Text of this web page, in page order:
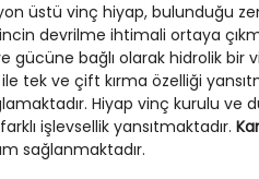
üstü vinç hiyap, bulunduğu
devrilme ihtimali ortaya
gücüne bağlı olarak hidrolik
ve çift kırma özelliği
Hiyap vinç kurulu
işlevsellik yansıtmaktadır.
sağlanmaktadır.